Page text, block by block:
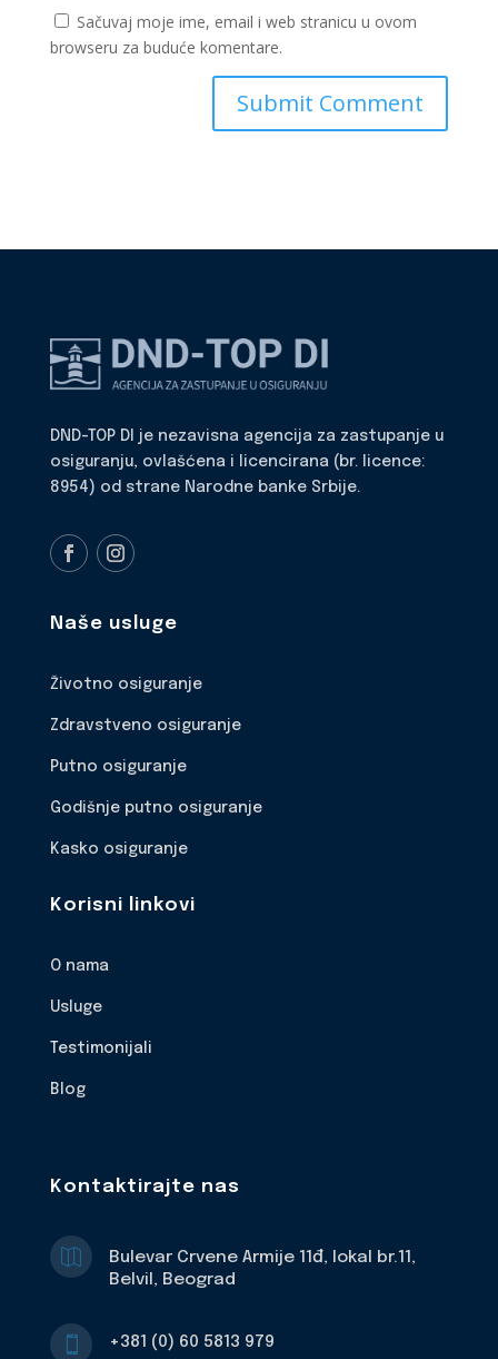
Sačuvaj moje ime, email i web stranicu u ovom
browseru za buduće komentare.
DND-TOP DI je nezavisna agencija za zastupanje u
osiguranju, ovlašćena i licencirana (br. licence:
8954) od strane Narodne banke Srbije.
Naše usluge
Životno osiguranje
Zdravstveno osiguranje
Putno osiguranje
Godišnje putno osiguranje
Kasko osiguranje
Korisni linkovi
O nama
Usluge
Testimonijali
Blog
Kontaktirajte nas

Bulevar Crvene Armije 11đ, lokal br.11,
Belvil, Beograd
 +381 (0) 60 5813 979